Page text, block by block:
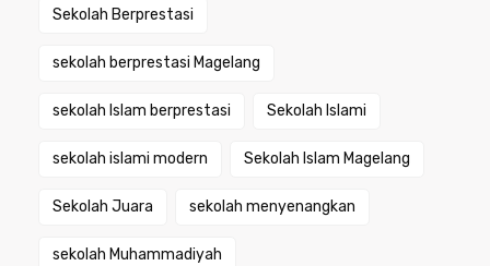
Sekolah Berprestasi
sekolah berprestasi Magelang
sekolah Islam berprestasi Sekolah Islami
sekolah islami modern Sekolah Islam Magelang
Sekolah Juara sekolah menyenangkan
sekolah Muhammadiyah